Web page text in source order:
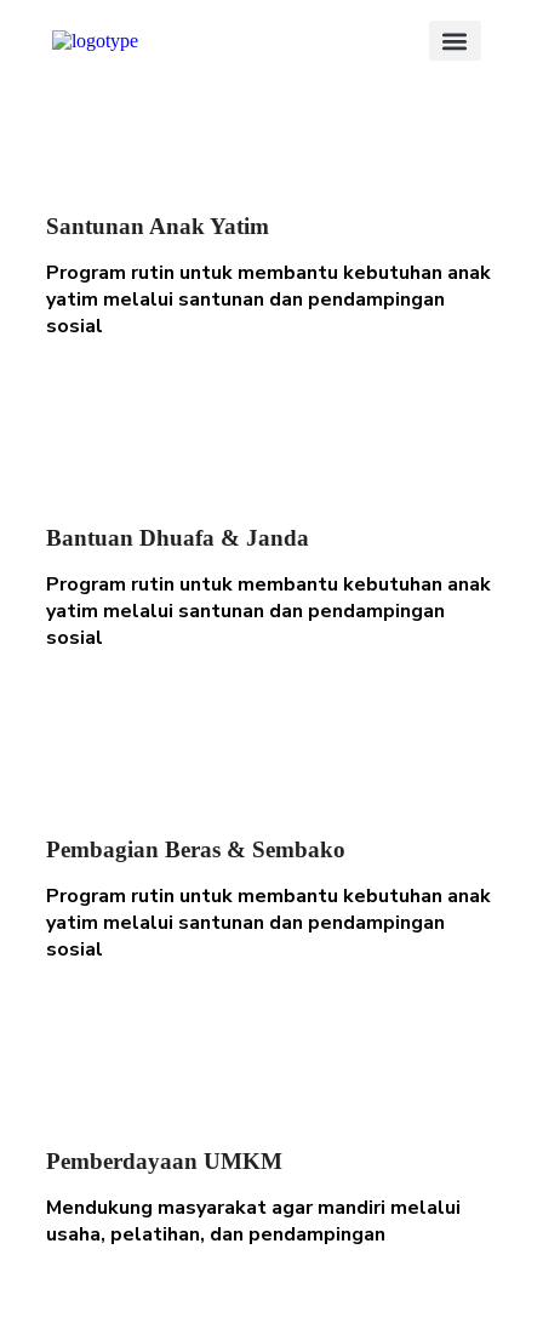
Santunan Anak Yatim
Program rutin untuk membantu kebutuhan anak
yatim melalui santunan dan pendampingan
sosial
Bantuan Dhuafa & Janda
Program rutin untuk membantu kebutuhan anak
yatim melalui santunan dan pendampingan
sosial
Pembagian Beras & Sembako
Program rutin untuk membantu kebutuhan anak
yatim melalui santunan dan pendampingan
sosial
Pemberdayaan UMKM
Mendukung masyarakat agar mandiri melalui
usaha, pelatihan, dan pendampingan